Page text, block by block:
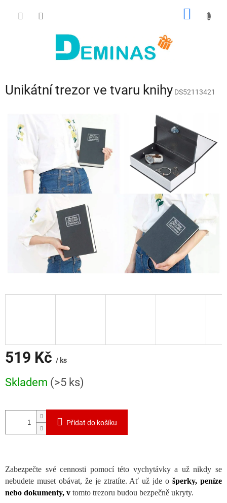
Unikátní trezor ve tvaru knihy DS52113421
519 Kč / ks
cena:
Skladem (>5 ks)
Přidat do košíku
Zabezpečte své cennosti pomocí této vychytávky a už nikdy se
nebudete muset obávat, že je ztratíte. Ať už jde ošperky, peníze
nebo dokumenty, v tomto trezoru budou bezpečně ukryty.